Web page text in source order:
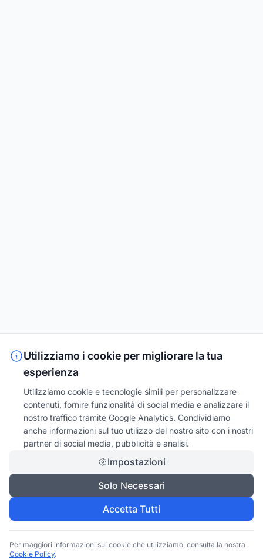
Utilizziamo i cookie per migliorare la tua
esperienza
Utilizziamo cookie e tecnologie simili per personalizzare
contenuti, fornire funzionalità di social media e analizzare il
nostro traffico tramite Google Analytics. Condividiamo
anche informazioni sul tuo utilizzo del nostro sito con i nostri
partner di social media, pubblicità e analisi.
Impostazioni
Solo Necessari
Accetta Tutti
Per maggiori informazioni sui cookie che utilizziamo, consulta la nostra
Cookie Policy.